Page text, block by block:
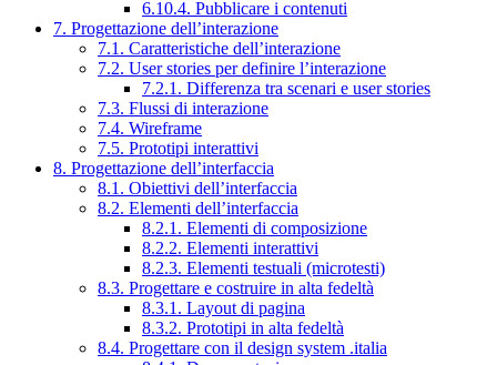
6.10.4. Pubblicare i contenuti
7. Progettazione dell’interazione
7.1. Caratteristiche dell’interazione
7.2. User stories per definire l’interazione
7.2.1. Differenza tra scenari e user stories
7.3. Flussi di interazione
7.4. Wireframe
7.5. Prototipi interattivi
8. Progettazione dell’interfaccia
8.1. Obiettivi dell’interfaccia
8.2. Elementi dell’interfaccia
8.2.1. Elementi di composizione
8.2.2. Elementi interattivi
8.2.3. Elementi testuali (microtesti)
8.3. Progettare e costruire in alta fedeltà
8.3.1. Layout di pagina
8.3.2. Prototipi in alta fedeltà
8.4. Progettare con il design system .italia